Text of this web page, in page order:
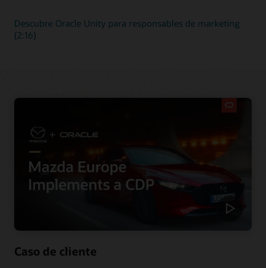
Descubre Oracle Unity para responsables de marketing
(2:16)
Caso de cliente